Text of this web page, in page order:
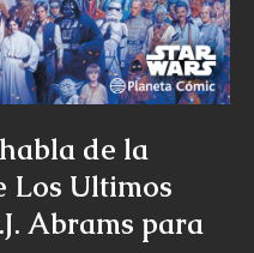
de la
Los Ultimos
Abrams para